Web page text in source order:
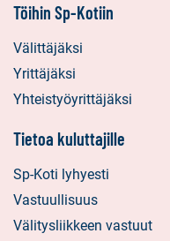
Töihin Sp-Kotiin
Välittäjäksi
Yrittäjäksi
Yhteistyöyrittäjäksi
Tietoa kuluttajille
Sp-Koti lyhyesti
Vastuullisuus
Välitysliikkeen vastuut